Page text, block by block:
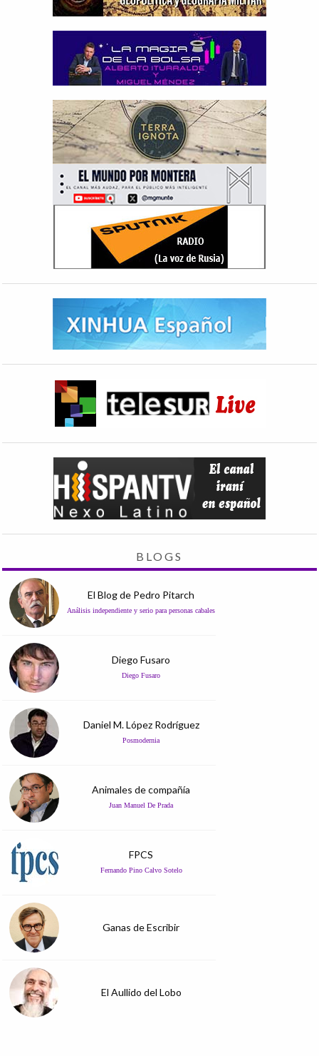
BLOGS
El Blog de Pedro Pitarch
Análisis independiente y serio para personas cabales
Diego Fusaro
Diego Fusaro
Daniel M. López Rodríguez
Posmodernia
Animales de compañía
Juan Manuel De Prada
FPCS
Fernando Pino Calvo Sotelo
Ganas de Escribir
El Aullido del Lobo